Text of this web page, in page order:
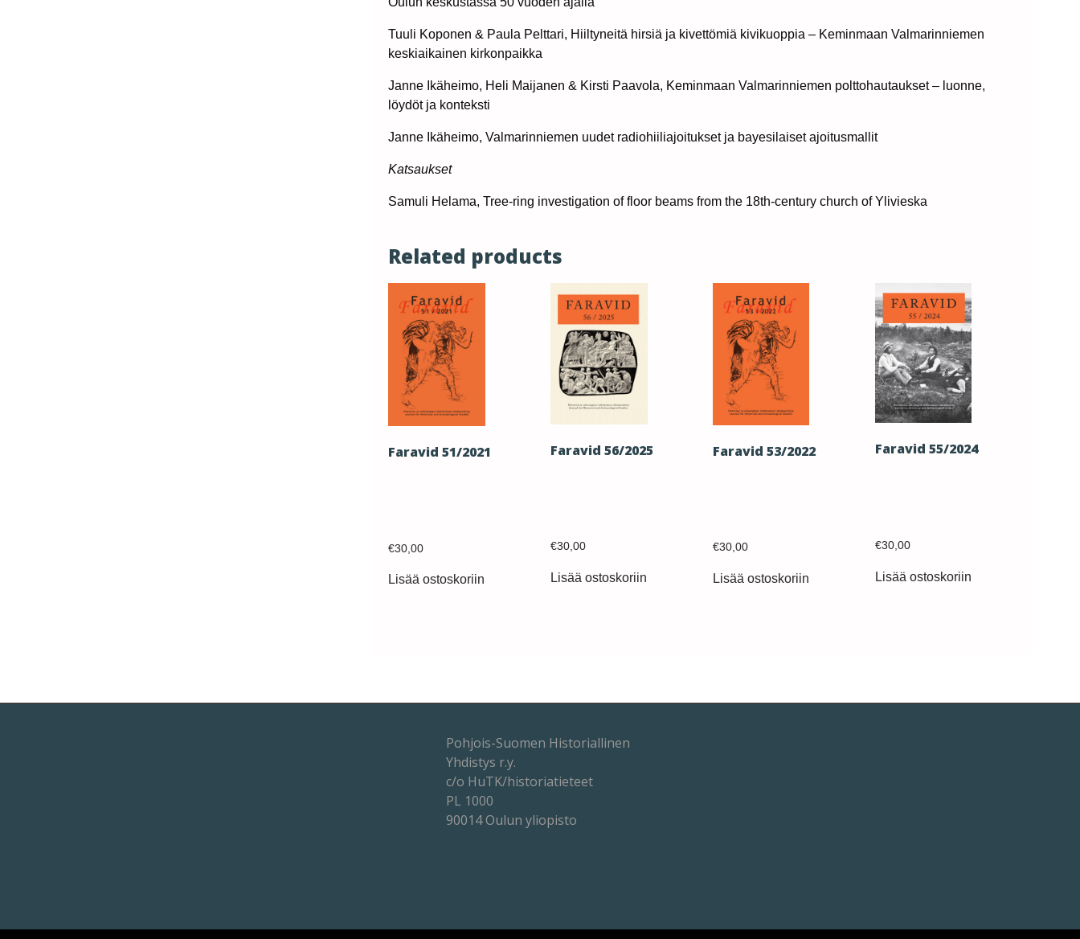
Tuuli Koponen & Paula Pelttari, Hiiltyneitä hirsiä ja kivettömiä kivikuoppia – Keminmaan Valmarinniemen
keskiaikainen kirkonpaikka
Janne Ikäheimo, Heli Maijanen & Kirsti Paavola, Keminmaan Valmarinniemen polttohautaukset – luonne,
löydöt ja konteksti
Janne Ikäheimo, Valmarinniemen uudet radiohiiliajoitukset ja bayesilaiset ajoitusmallit
Katsaukset
Samuli Helama, Tree-ring investigation of floor beams from the 18th-century church of Ylivieska
Related products
Faravid 51/2021
€30,00
Lisää ostoskoriin
Faravid 56/2025
€30,00
Lisää ostoskoriin
Faravid 53/2022
€30,00
Lisää ostoskoriin
Faravid 55/2024
€30,00
Lisää ostoskoriin
Pohjois-Suomen Historiallinen
Yhdistys r.y.
c/o HuTK/historiatieteet
PL 1000
90014 Oulun yliopisto